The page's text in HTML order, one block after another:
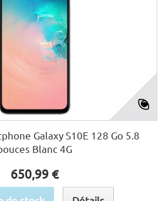
Galaxy S10E 128 Go 5.8
Blanc 4G
650,99 €